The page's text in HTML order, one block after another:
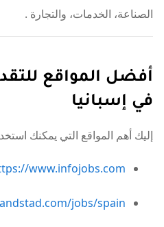
الصناعة، الخدمات، والتجارة .
أفضل المواقع
في إسبانيا
إليك أهم المواقع التي يمكنك
www.infojobs.com
jobs/spain/